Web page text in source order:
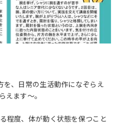
、日常の生活動作になぞらえ
えます～。
程度、体が動く状態を保つこと